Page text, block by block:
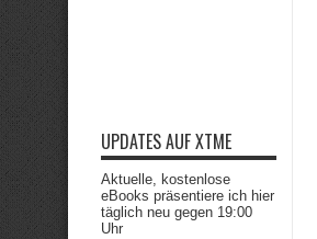
UPDATES AUF XTME
Aktuelle, kostenlose
eBooks präsentiere ich hier
täglich neu gegen 19:00
Uhr